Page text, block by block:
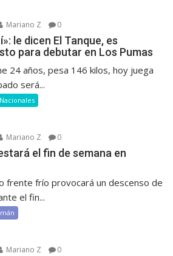
Mariano Z 0
le dicen El Tanque, es
para debutar en Los Pumas
24 años, pesa 146 kilos, hoy juega
será...
Nacionales
Mariano Z 0
el fin de semana en
frente frío provocará un descenso de
el fin...
Mariano Z 0